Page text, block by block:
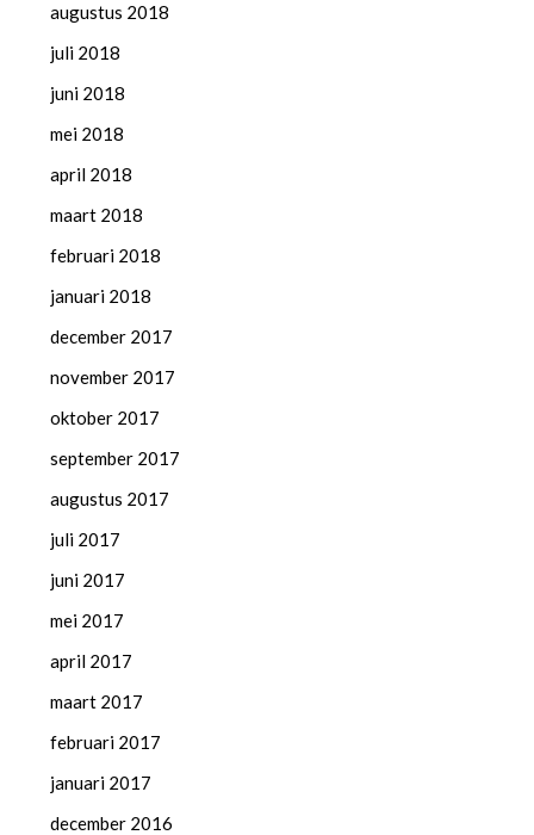
augustus 2018
juli 2018
juni 2018
mei 2018
april 2018
maart 2018
februari 2018
januari 2018
december 2017
november 2017
oktober 2017
september 2017
augustus 2017
juli 2017
juni 2017
mei 2017
april 2017
maart 2017
februari 2017
januari 2017
december 2016